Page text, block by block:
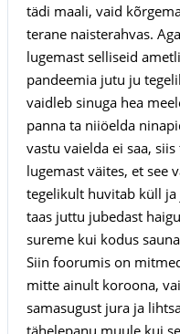
tädi maali, vaid
terane naisterahvas.
lugemast selliseid
pandeemia jutu ju
vaidleb sinuga hea
panna ta niiöelda
vastu vaielda ei saa,
lugemast väites, et see
tegelikult huvitab küll
taas juttu jubedast
sureme kui kodus
Siin foorumis on
mitte ainult koroona,
samasugust jura ja
tähelepanu muule kui